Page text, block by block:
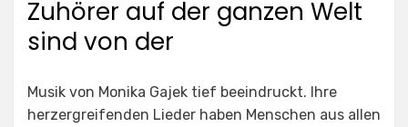
Zuhörer auf der ganzen Welt
sind von der
Musik von Monika Gajek tief beeindruckt. Ihre
herzergreifenden Lieder haben Menschen aus allen